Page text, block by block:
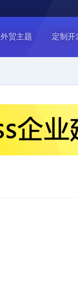
外贸主题 定制开